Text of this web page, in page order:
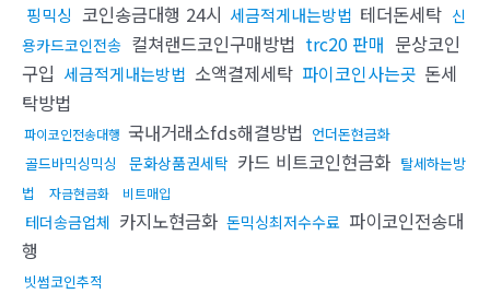
핑믹싱 코인송금대행 24시 세금적게내는방법 테더돈세탁 신
용카드코인전송 컬쳐랜드코인구매방법 trc20 판매 문상코인
구입 세금적게내는방법 소액결제세탁 파이코인사는곳 돈세
탁방법
파이코인전송대행 국내거래소fds해결방법 언더돈현금화
골드바믹싱믹싱
문화상품권세탁 카드 비트코인현금화 탈세하는방
법
자금현금화 비트매입
테더송금업체 카지노현금화 돈믹싱최저수수료 파이코인전송대
행
빗썸코인추적